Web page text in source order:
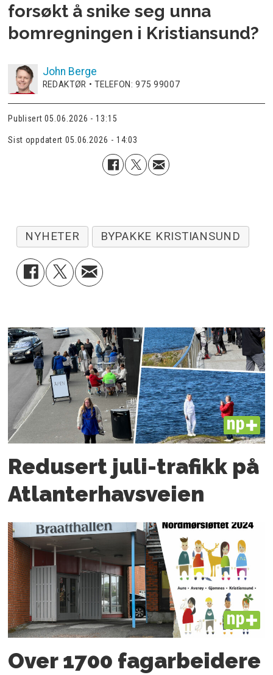
forsøkt å snike seg unna
bomregningen i Kristiansund?
John Berge
REDAKTØR • TELEFON: 975 99007
Publisert 05.06.2026 - 13:15
Sist oppdatert 05.06.2026 - 14:03
NYHETER BYPAKKE KRISTIANSUND
PLUS
Redusert juli-trafikk på
Atlanter­havsveien
PLUS
Over 1700 fagarbeidere